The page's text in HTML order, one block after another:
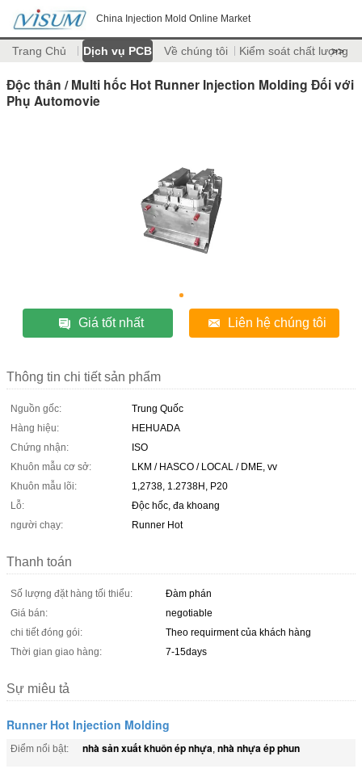
China Injection Mold Online Market
Trang Chủ Dịch vụ PCB Về chúng tôi Kiểm soát chất lượng
>>
Độc thân / Multi hốc Hot Runner Injection Molding Đối với
Phụ Automovie
Giá tốt nhất Liên hệ chúng tôi
Thông tin chi tiết sản phẩm
Nguồn gốc:
Trung Quốc
Hàng hiệu:
HEHUADA
Chứng nhận:
ISO
Khuôn mẫu cơ sở:
LKM / HASCO / LOCAL / DME, vv
Khuôn mẫu lõi:
1,2738, 1.2738H, P20
Lỗ:
Độc hốc, đa khoang
người chạy:
Runner Hot
Thanh toán
Số lượng đặt hàng tối thiểu:
Đàm phán
Giá bán:
negotiable
chi tiết đóng gói:
Theo requirment của khách hàng
Thời gian giao hàng:
7-15days
Sự miêu tả
Runner Hot Injection Molding
Điểm nổi bật: nhà sản xuất khuôn ép nhựa, nhà nhựa ép phun